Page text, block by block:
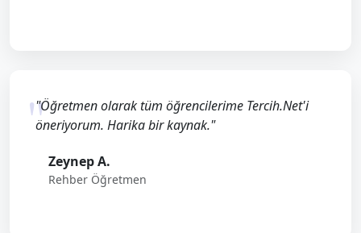
"Öğretmen olarak tüm öğrencilerime Tercih.Net'i
öneriyorum. Harika bir kaynak."
Zeynep A.
Rehber Öğretmen